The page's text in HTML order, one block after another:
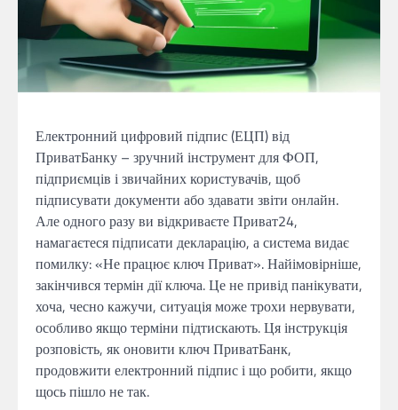
Електронний цифровий підпис (ЕЦП) від
ПриватБанку – зручний інструмент для ФОП,
підприємців і звичайних користувачів, щоб
підписувати документи або здавати звіти онлайн.
Але одного разу ви відкриваєте Приват24,
намагаєтеся підписати декларацію, а система видає
помилку: «Не працює ключ Приват». Найімовірніше,
закінчився термін дії ключа. Це не привід панікувати,
хоча, чесно кажучи, ситуація може трохи нервувати,
особливо якщо терміни підтискають. Ця інструкція
розповість, як оновити ключ ПриватБанк,
продовжити електронний підпис і що робити, якщо
щось пішло не так.